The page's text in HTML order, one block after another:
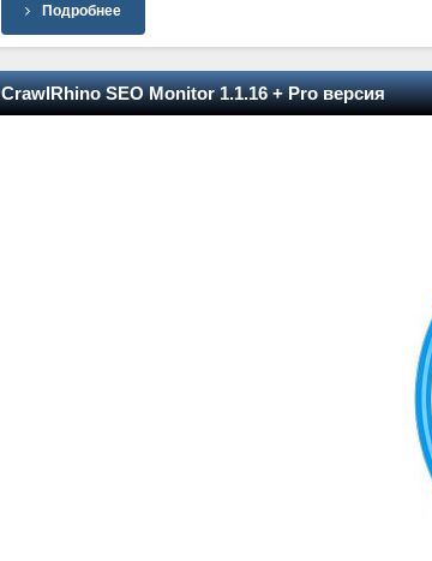
Подробнее
CrawlRhino SEO Monitor 1.1.16 + Pro версия